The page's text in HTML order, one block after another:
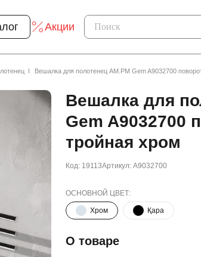
Акции
Вешалка для полотенец AM.PM Gem A9032700
Вешалка для
Gem A9032700
тройная хром
Код: 19113Артикул: A9032700
ОСНОВНОЙ ЦВЕТ:
Хром Қара
О товаре